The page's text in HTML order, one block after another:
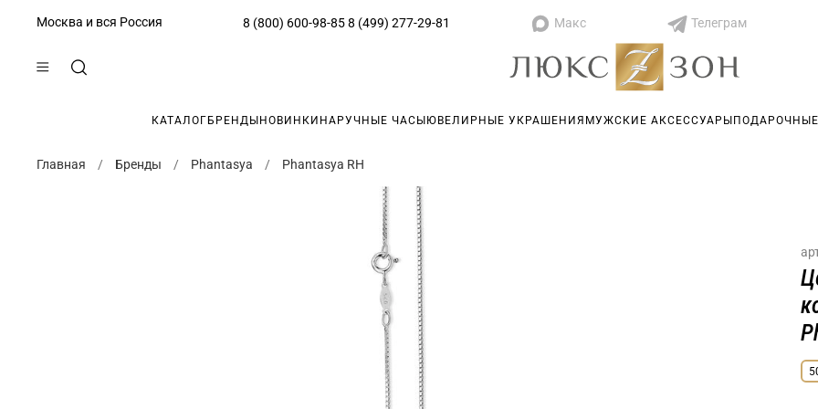
Москва и вся Россия 8 (800) 600-98-85 8 (499) 277-29-81 Макс Телеграм
КАТАЛОГ БРЕНДЫ НОВИНКИ НАРУЧНЫЕ ЧАСЫ ЮВЕЛИРНЫЕ УКРАШЕНИЯ МУЖСКИЕ АКСЕССУАРЫ
Главная Бренды Phantasya Phantasya RH